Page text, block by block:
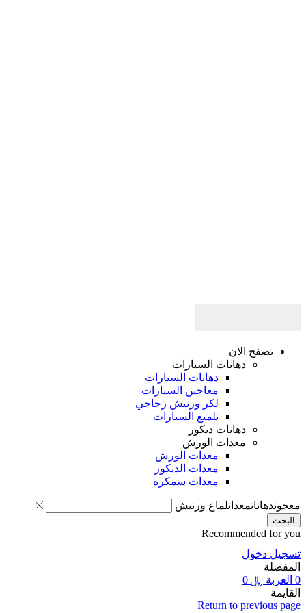
الان
دهانات السيارات
دهانات السيارات
معاجين السيارات
لكر ورنيش زجاجي
تلميع السيارات
دهانات ديكور
معدات الورش
معدات الورش
معدات الديكور
معدات سمكرة
معداتلماع ورنيش
﷼0
Return to